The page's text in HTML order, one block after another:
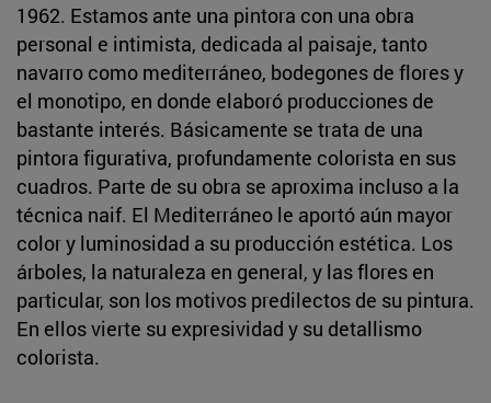
1962. Estamos ante una pintora con una obra
personal e intimista, dedicada al paisaje, tanto
navarro como mediterráneo, bodegones de flores y
el monotipo, en donde elaboró producciones de
bastante interés. Básicamente se trata de una
pintora figurativa, profundamente colorista en sus
cuadros. Parte de su obra se aproxima incluso a la
técnica naif. El Mediterráneo le aportó aún mayor
color y luminosidad a su producción estética. Los
árboles, la naturaleza en general, y las flores en
particular, son los motivos predilectos de su pintura.
En ellos vierte su expresividad y su detallismo
colorista.